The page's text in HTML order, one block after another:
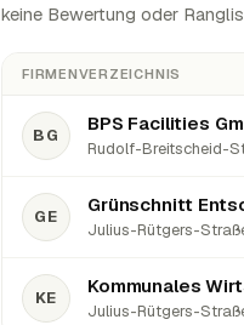
keine Bewertung oder
FIRMENVERZEICHNIS
BG
BPS Facilities
Rudolf-Breitscheid-
GE
Grünschnitt
Julius-Rütgers-
KE
Kommunales
Julius-Rütgers-